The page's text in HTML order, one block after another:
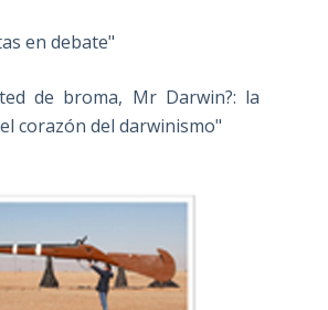
en debate"
de broma, Mr Darwin?: la
corazón del darwinismo"